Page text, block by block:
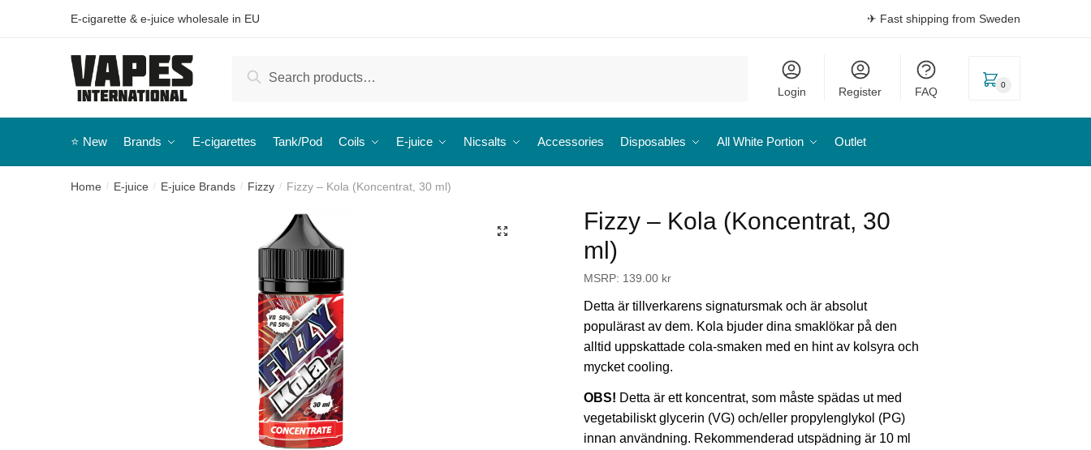
E-cigarette & e-juice wholesale in EU ✈ Fast shipping from Sweden
Search
Login Register FAQ
0
⭐️ New Brands E-cigarettes Tank/Pod Coils E-juice Nicsalts Accessories Disposables All White Portion Outlet
Home / E-juice / E-juice Brands / Fizzy / Fizzy – Kola (Koncentrat, 30 ml)
🔍
Fizzy – Kola (Koncentrat, 30
ml)
MSRP: 139.00 kr
Detta är tillverkarens signatursmak och är absolut
populärast av dem. Kola bjuder dina smaklökar på den
alltid uppskattade cola-smaken med en hint av kolsyra och
mycket cooling.
OBS! Detta är ett koncentrat, som måste spädas ut med
vegetabiliskt glycerin (VG) och/eller propylenglykol (PG)
innan användning. Rekommenderad utspädning är 10 ml